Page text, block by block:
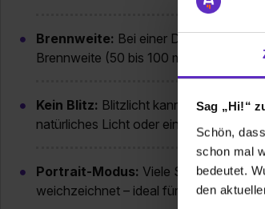
Sag „Hi!“
Schön,
schon mal
bedeutet.
den
Brennweite: Bei einer Digitalkamera
Brennweite (50 bis 100 mm).
Kein Blitz: Blitzlicht kann harte
natürliches Licht oder eine gute
Portrait-Modus: Viele Smartphones
weichzeichnet – ideal für